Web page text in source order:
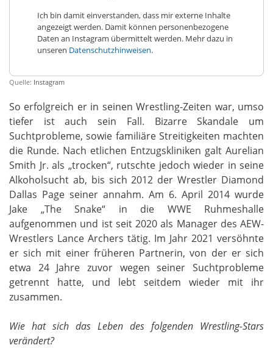
Ich bin damit einverstanden, dass mir externe Inhalte
angezeigt werden. Damit können personenbezogene
Daten an Instagram übermittelt werden. Mehr dazu in
unseren Datenschutzhinweisen.
Quelle: Instagram
So erfolgreich er in seinen Wrestling-Zeiten war, umso
tiefer ist auch sein Fall. Bizarre Skandale um
Suchtprobleme, sowie familiäre Streitigkeiten machten
die Runde. Nach etlichen Entzugskliniken galt Aurelian
Smith Jr. als „trocken“, rutschte jedoch wieder in seine
Alkoholsucht ab, bis sich 2012 der Wrestler Diamond
Dallas Page seiner annahm. Am 6. April 2014 wurde
Jake „The Snake“ in die WWE Ruhmeshalle
aufgenommen und ist seit 2020 als Manager des AEW-
Wrestlers Lance Archers tätig. Im Jahr 2021 versöhnte
er sich mit einer früheren Partnerin, von der er sich
etwa 24 Jahre zuvor wegen seiner Suchtprobleme
getrennt hatte, und lebt seitdem wieder mit ihr
zusammen.
Wie hat sich das Leben des folgenden Wrestling-Stars
verändert?